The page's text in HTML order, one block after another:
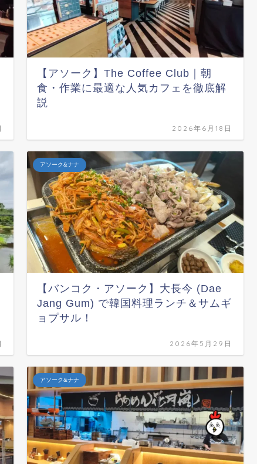
【アソーク】The Coffee Club｜朝
食・作業に最適な人気カフェを徹底解
説
2026年6月18日
アソーク&ナナ
【バンコク・アソーク】大長今 (Dae
Jang Gum) で韓国料理ランチ＆サムギ
ョプサル！
2026年5月29日
アソーク&ナナ